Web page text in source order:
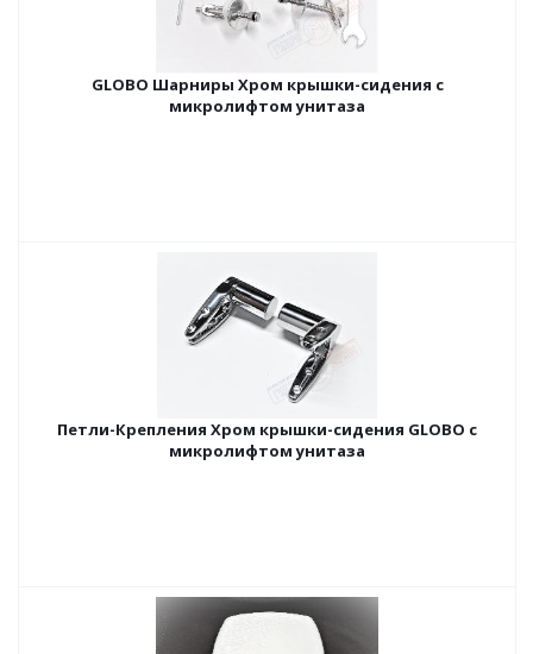
GLOBO Шарниры Хром крышки-сидения с
микролифтом унитаза
Петли-Крепления Хром крышки-сидения GLOBO с
микролифтом унитаза